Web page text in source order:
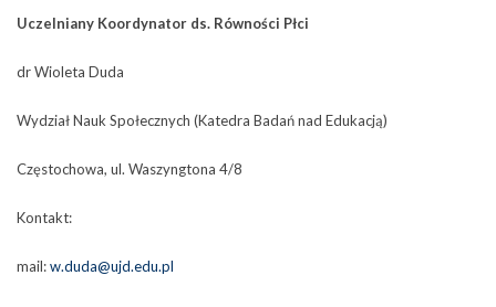
Uczelniany Koordynator ds. Równości Płci
dr Wioleta Duda
Wydział Nauk Społecznych (Katedra Badań nad Edukacją)
Częstochowa, ul. Waszyngtona 4/8
Kontakt:
mail:w.duda@ujd.edu.pl